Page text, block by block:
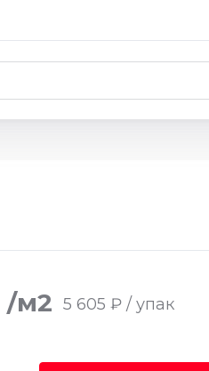
/м2 5 605 ₽ / упак